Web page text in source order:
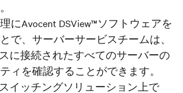
にAvocent DSView™ソフトウェアを
で、サーバーサービスチームは、
に接続されたすべてのサーバーの
ィを確認することができます。
イッチングソリューション上で